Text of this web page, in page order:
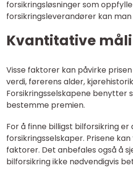
forsikringsløsninger som
forsikringsleverandører kan
Kvantitative
Visse faktorer kan påvirke
verdi, førerens alder,
Forsikringsselskapene benytter
bestemme premien.
For å finne billigst bilforsikring
forsikringsselskaper. Prisene
faktorer. Det anbefales også å
bilforsikring ikke nødvendigvis